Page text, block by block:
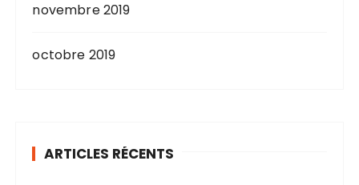
novembre 2019
octobre 2019
ARTICLES RÉCENTS